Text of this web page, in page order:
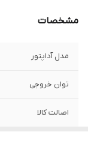
مشخصات
مدل آداپتور
توان خروجی
اصالت کالا